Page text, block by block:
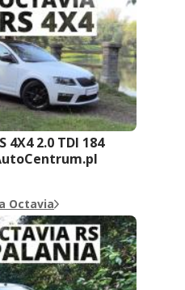
4X4 2.0 TDI 184
Octavia